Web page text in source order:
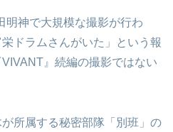
明神で大規模な撮影が行わ
ドラムさんがいた」という報
』続編の撮影ではない
所属する秘密部隊「別班」の